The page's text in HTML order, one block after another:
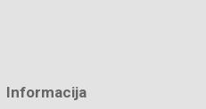
Informacija